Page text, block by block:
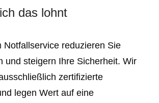
das lohnt
Notfallservice reduzieren Sie
und steigern Ihre Sicherheit. Wir
zertifizierte
legen Wert auf eine